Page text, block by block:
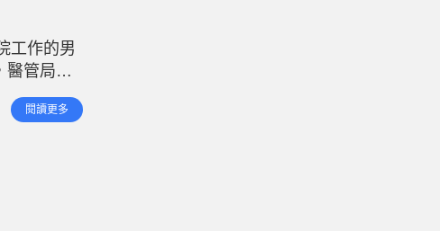
工作的男
醫管局已
，指已即
立調查
閱讀更多